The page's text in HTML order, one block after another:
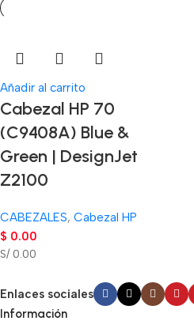
Añadir al carrito
Cabezal HP 70
(C9408A) Blue &
Green | DesignJet
Z2100
CABEZALES, Cabezal HP
$ 0.00
S/ 0.00
Enlaces sociales
Información